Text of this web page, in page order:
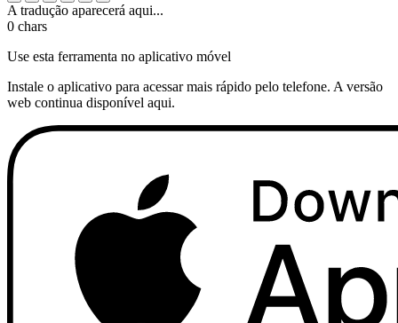
A tradução aparecerá aqui...
0 chars
Use esta ferramenta no aplicativo móvel
Instale o aplicativo para acessar mais rápido pelo telefone. A versão
web continua disponível aqui.